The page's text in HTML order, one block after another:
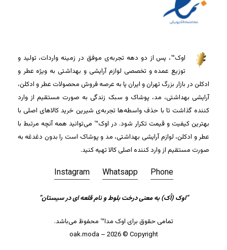
جمع جزء: 0تومان
مشاهده سبد خرید تسویه حساب
اوک™، پس از دو دهه تجربه‌ی موفق در زمینه واردات، تولید و
توزیع عمده و تخصصی لوازم آرایشی و بهداشتی به ویژه عطر و
ادکلن در بازار بزرگ تهران و ایران پا به عرصه فروش محصولات عطر و ادکلن،
آرایشی بهداشتی، مد، پوشاک و سبک زندگی به صورت مستقیم از وارد
کننده گذاشت تا با حذف واسطه‌ها تجربه‌ی شیرین خرید کالاهای اصلی با
بهترین کیفیت و قیمت تکرار شود. در اوک™ می‌توانید همه آنچه مرتبط با
عطر و ادکلن، لوازم آرایشی بهداشتی، مد و پوشاک است را بدون دغدغه به
صورت مستقیم از وارد کننده اصلی کالا تهیه کنید.
Instagram Whatsapp Phone
“اوک (اُک) به معنی درخت بلوط و نام قلعه ای در سیستان”
تمامی حقوق برای اوک مدا™ محفوظ می‌باشد.
oak.moda – 2026 © Copyright